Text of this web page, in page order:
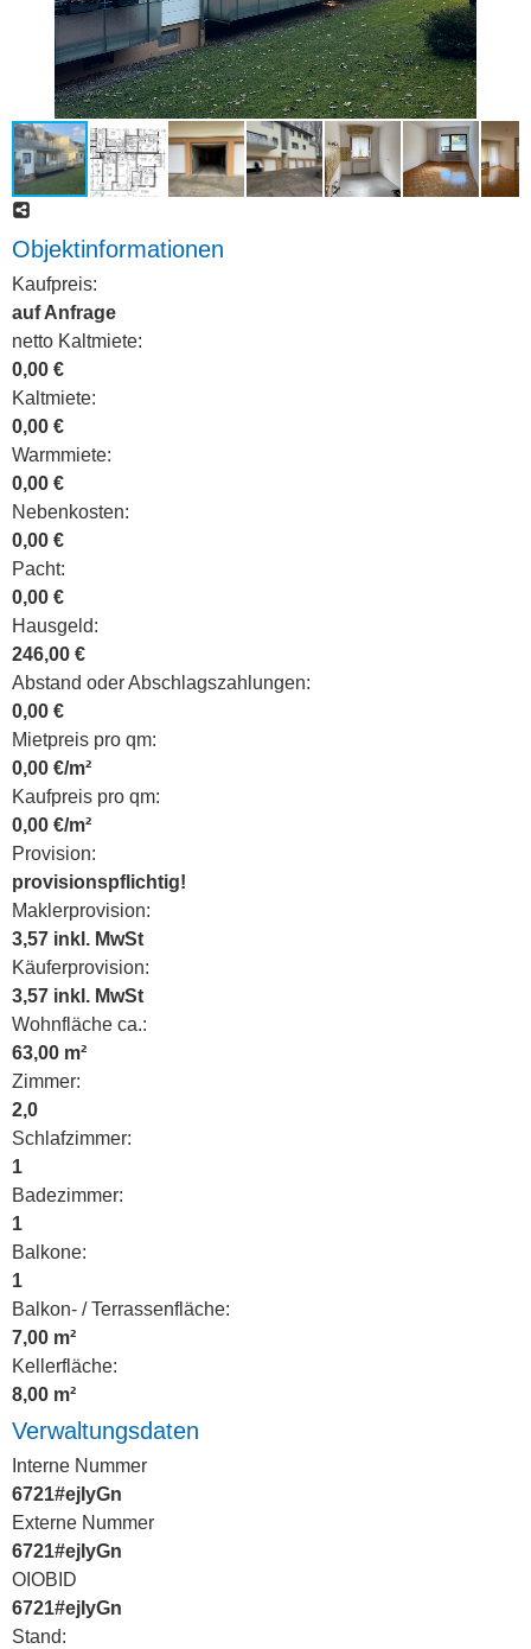
Objektinformationen
Kaufpreis:
auf Anfrage
netto Kaltmiete:
0,00 €
Kaltmiete:
0,00 €
Warmmiete:
0,00 €
Nebenkosten:
0,00 €
Pacht:
0,00 €
Hausgeld:
246,00 €
Abstand oder Abschlagszahlungen:
0,00 €
Mietpreis pro qm:
0,00 €/m²
Kaufpreis pro qm:
0,00 €/m²
Provision:
provisionspflichtig!
Maklerprovision:
3,57 inkl. MwSt
Käuferprovision:
3,57 inkl. MwSt
Wohnfläche ca.:
63,00 m²
Zimmer:
2,0
Schlafzimmer:
1
Badezimmer:
1
Balkone:
1
Balkon- / Terrassenfläche:
7,00 m²
Kellerfläche:
8,00 m²
Verwaltungsdaten
Interne Nummer
6721#ejIyGn
Externe Nummer
6721#ejIyGn
OIOBID
6721#ejIyGn
Stand: